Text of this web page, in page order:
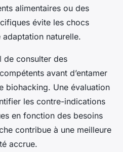
alimentaires ou des
évite les chocs
naturelle.
de consulter des
avant d’entamer
biohacking. Une évaluation
les contre-indications
en fonction des besoins
contribue à une meilleure
accrue.